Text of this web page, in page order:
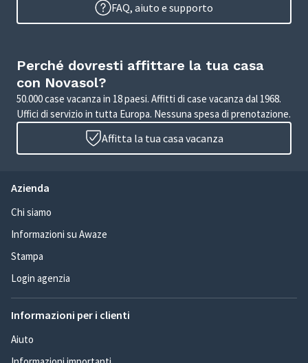
FAQ, aiuto e supporto
Perché dovresti affittare la tua casa
con Novasol?
50.000 case vacanza in 18 paesi. Affitti di case vacanza dal 1968.
Uffici di servizio in tutta Europa. Nessuna spesa di prenotazione.
Affitta la tua casa vacanza
Azienda
Chi siamo
Informazioni su Awaze
Stampa
Login agenzia
Informazioni per i clienti
Aiuto